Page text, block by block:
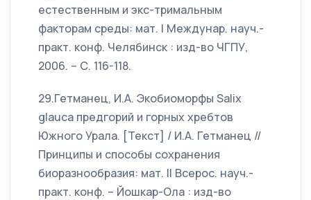
естественным и экс-тримальным
факторам среды: мат. I Междунар. науч.-
практ. конф. Челябинск : изд-во ЧГПУ,
2006. – С. 116-118.
29.Гетманец, И.А. Экобиоморфы Salix
glauca предгорий и горных хребтов
Южного Урала. [Текст] / И.А. Гетманец //
Принципы и способы сохранения
биоразнообразия: мат. II Всерос. науч.-
практ. конф. – Йошкар-Ола : изд-во